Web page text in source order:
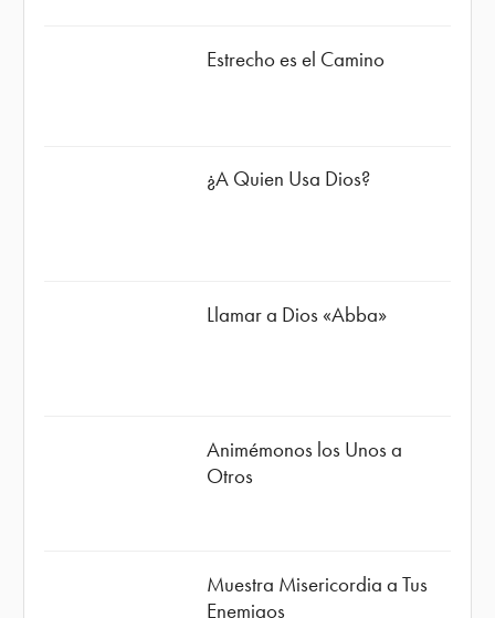
Estrecho es el Camino
¿A Quien Usa Dios?
Llamar a Dios «Abba»
Animémonos los Unos a
Otros
Muestra Misericordia a Tus
Enemigos